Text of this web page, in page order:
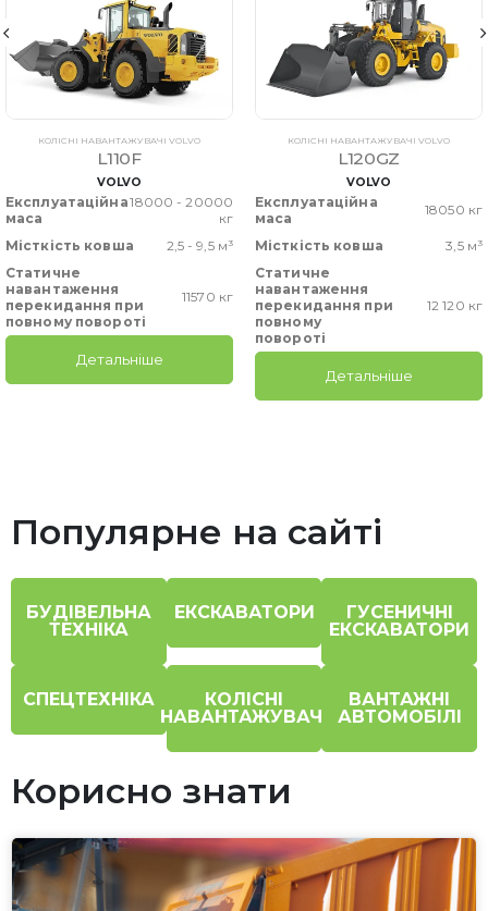
КОЛІСНІ НАВАНТАЖУВАЧІ VOLVO
L110F
VOLVO
Експлуатаційна
маса
18000 - 20000
кг
Місткість ковша
2,5 - 9,5 м³
Статичне
навантаження
перекидання при
повному повороті
11570 кг
Детальніше
КОЛІСНІ НАВАНТАЖУВАЧІ VOLVO
L120GZ
VOLVO
Експлуатаційна
маса
18050 кг
Місткість ковша
3,5 м³
Статичне
навантаження
перекидання при
повному
повороті
12 120 кг
Детальніше
Популярне на сайті
БУДІВЕЛЬНА
ТЕХНІКА
ЕКСКАВАТОРИ
ГУСЕНИЧНІ
ЕКСКАВАТОРИ
СПЕЦТЕХНІКА
КОЛІСНІ
НАВАНТАЖУВАЧІ
ВАНТАЖНІ
АВТОМОБІЛІ
Корисно знати